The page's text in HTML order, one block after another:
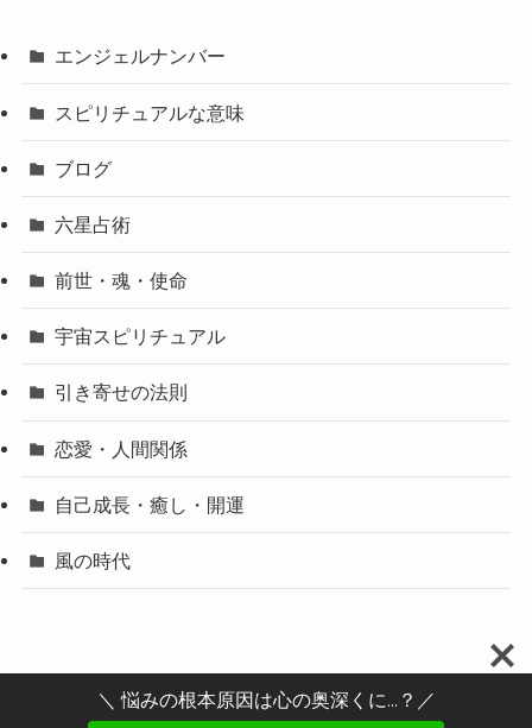
エンジェルナンバー
スピリチュアルな意味
ブログ
六星占術
前世・魂・使命
宇宙スピリチュアル
引き寄せの法則
恋愛・人間関係
自己成長・癒し・開運
風の時代
＼ 悩みの根本原因は心の奥深くに...？／